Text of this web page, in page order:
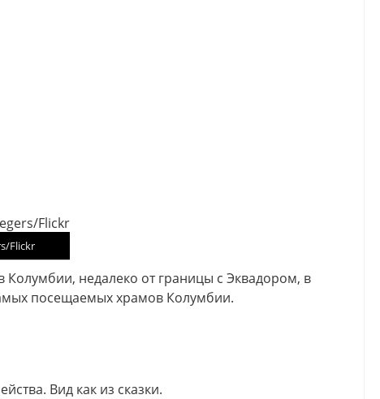
Flickr
недалеко от границы с Эквадором, в
посещаемых храмов Колумбии.
Вид как из сказки.